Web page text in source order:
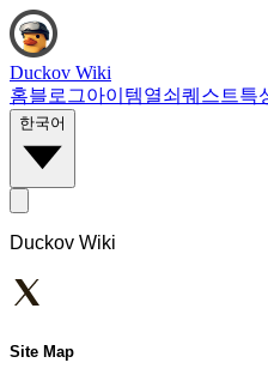
Duckov Wiki
홈블로그아이템열쇠 퀘스트특
한국어
Duckov Wiki
Site Map